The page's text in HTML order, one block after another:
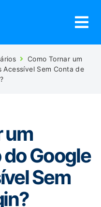
Como Tornar um
Acessível Sem Conta de
um
Google
Sem